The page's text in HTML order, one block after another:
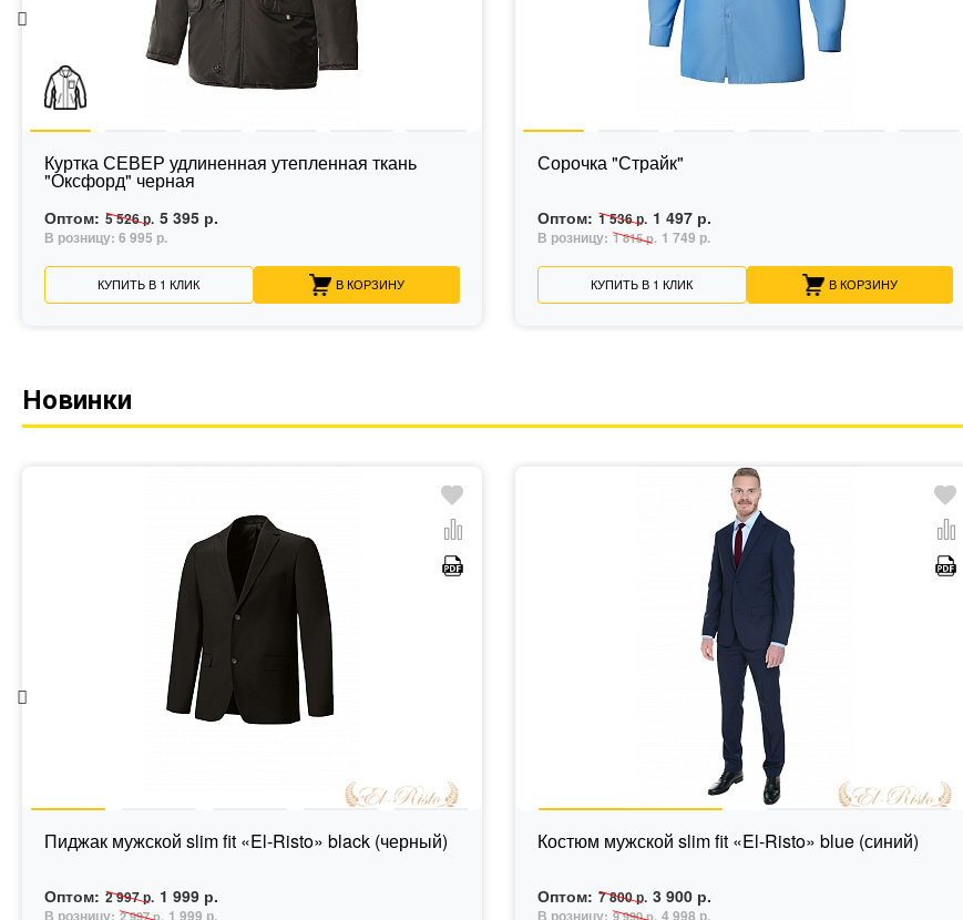
Куртка СЕВЕР удлиненная утепленная ткань
"Оксфорд" черная
Оптом: 5 526 р. 5 395 р.
В розницу: 6 995 р.
КУПИТЬ В 1 КЛИК В КОРЗИНУ
Сорочка "Страйк"
Оптом: 1 536 р. 1 497 р.
В розницу: 1 815 р. 1 749 р.
КУПИТЬ В 1 КЛИК В КОРЗИНУ
Новинки
Пиджак мужской slim fit «El-Risto» black (черный)
Оптом: 2 997 р. 1 999 р.
В розницу: 2 997 р. 1 999 р.
Костюм мужской slim fit «El-Risto» blue (синий)
Оптом: 7 800 р. 3 900 р.
В розницу: 9 990 р. 4 998 р.